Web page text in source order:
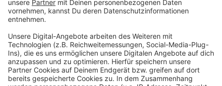
brauchen. Von vermeintlich kürzeren Ausweichrouten
durch die Stadt, zum Beispiel über die eingeschränkt
ab. Sonst droht hier ein Verkehrschaos", warnt ADAC
Verkehrsexperte Prof. Dr. Roman Suthold. Das
Staurisiko ist zwischen 7 und 9 Uhr sowie 15 und 18
Uhr am größten.